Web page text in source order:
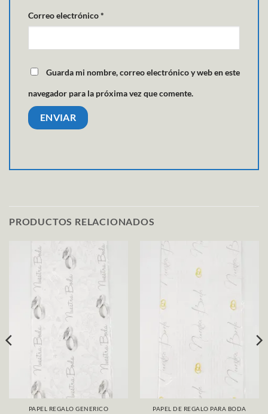
Correo electrónico*
Guarda mi nombre, correo electrónico y web en este
navegador para la próxima vez que comente.
PRODUCTOS RELACIONADOS
PAPEL REGALO GENERICO PAPEL DE REGALO PARA BODA